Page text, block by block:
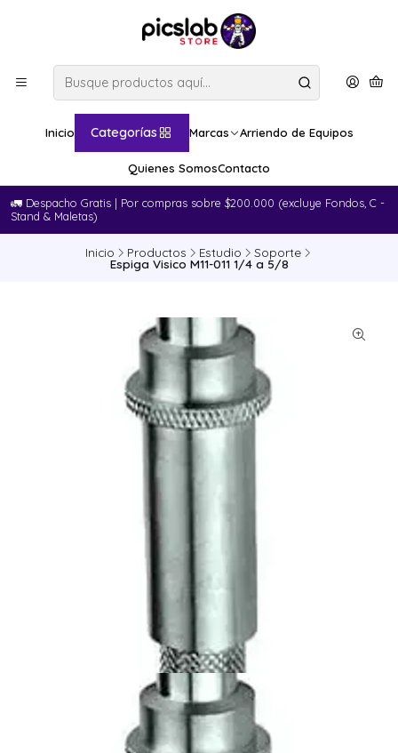
Inicio Categorías Marcas Arriendo de Equipos
Quienes SomosContacto
🚛​ Despacho Gratis | Por compras sobre $200.000 (excluye Fondos, C -
Stand & Maletas)
Inicio Productos Estudio Soporte
Espiga Visico M11-011 1/4 a 5/8